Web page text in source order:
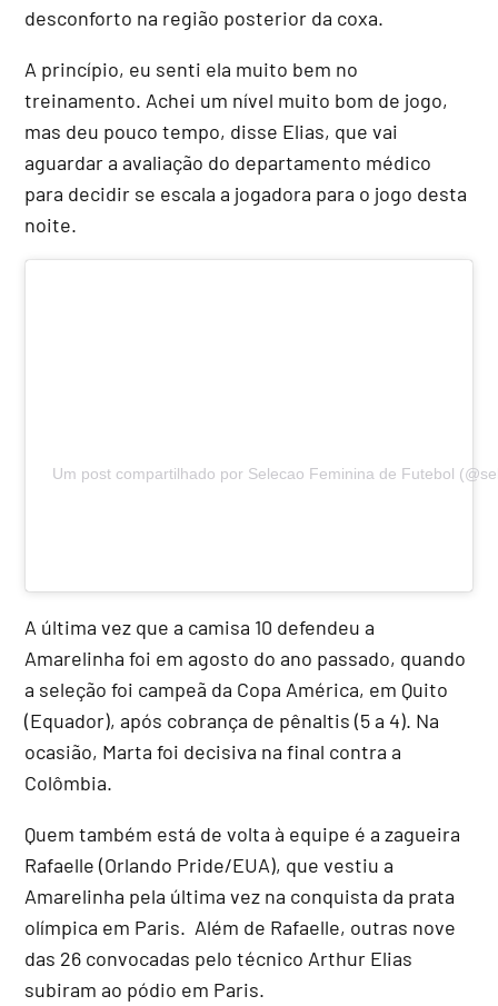
desconforto na região posterior da coxa.
A princípio, eu senti ela muito bem no
treinamento. Achei um nível muito bom de jogo,
mas deu pouco tempo, disse Elias, que vai
aguardar a avaliação do departamento médico
para decidir se escala a jogadora para o jogo desta
noite.
Um post compartilhado por Selecao Feminina de Futebol
A última vez que a camisa 10 defendeu a
Amarelinha foi em agosto do ano passado, quando
a seleção foi campeã da Copa América, em Quito
(Equador), após cobrança de pênaltis (5 a 4). Na
ocasião, Marta foi decisiva na final contra a
Colômbia.
Quem também está de volta à equipe é a zagueira
Rafaelle (Orlando Pride/EUA), que vestiu a
Amarelinha pela última vez na conquista da prata
olímpica em Paris. Além de Rafaelle, outras nove
das 26 convocadas pelo técnico Arthur Elias
subiram ao pódio em Paris.